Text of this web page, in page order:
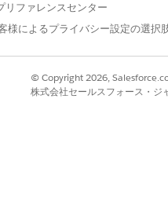
リファレンスセンター
様によるプライバシー設定の選択
© Copyright 2026,
株式会社セールスフォース・ジ